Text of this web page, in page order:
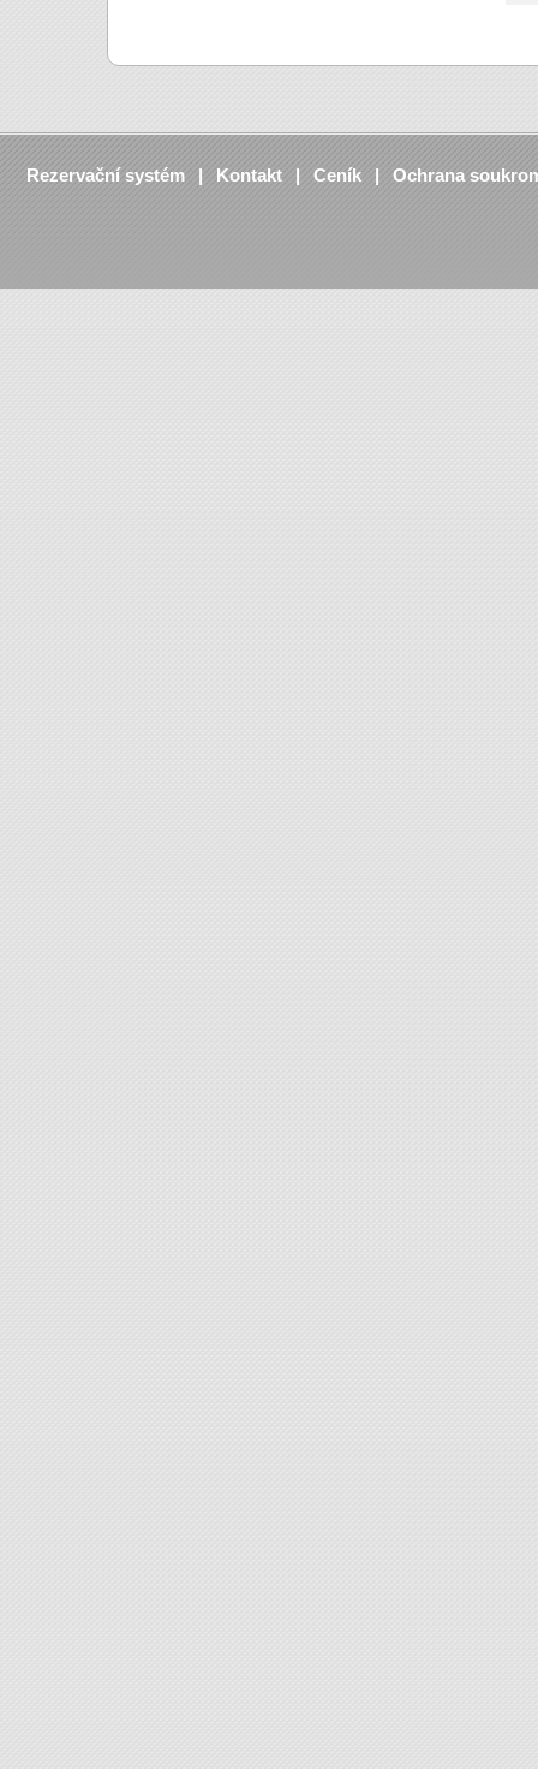
Rezervační systém Kontakt Ceník Ochrana